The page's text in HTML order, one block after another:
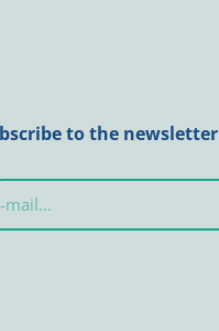
to the newsletter